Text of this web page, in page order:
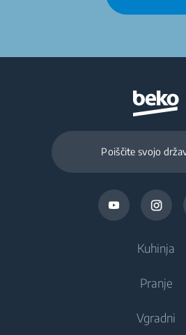
Poiščite svojo
Kuhinja
Hlajenje
Hladilniki
Pranje
Pralni stroji
Vgradni